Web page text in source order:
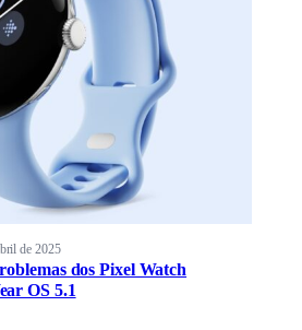
de 2025
dos Pixel Watch
OS 5.1